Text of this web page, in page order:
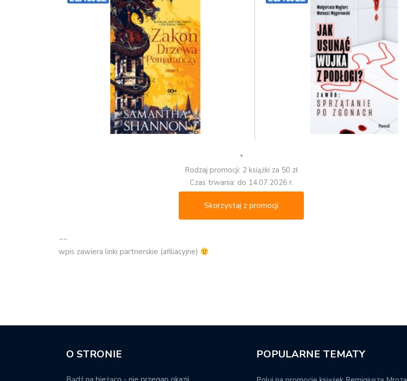
*
Rodzaj promocji: 2 książki za 50 zł
Czas trwania: do 14.07.2026 r.
Skorzystaj z promocji
~~
wpis zawiera linki partnerskie (afiliacyjne)
O STRONIE POPULARNE TEMATY